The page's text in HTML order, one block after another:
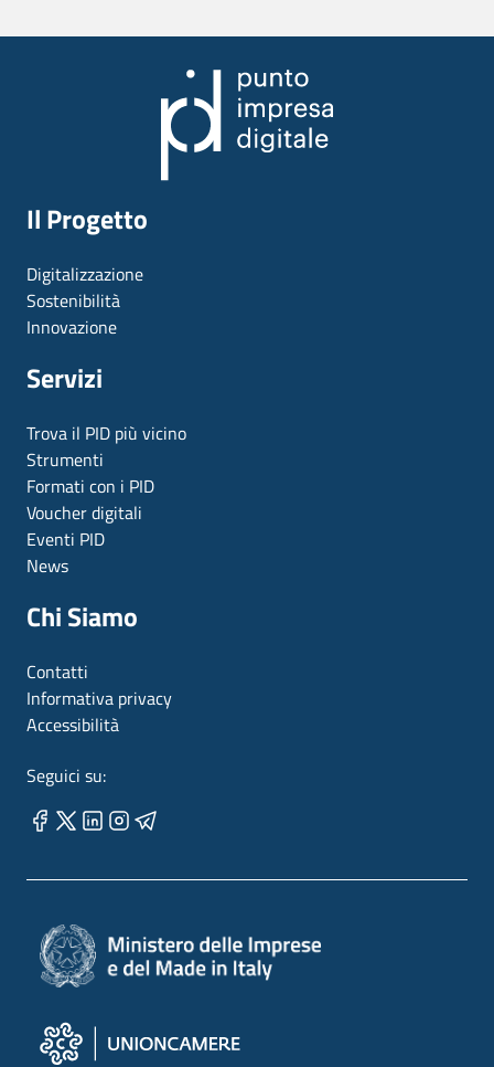
Il Progetto
Digitalizzazione
Sostenibilità
Innovazione
Servizi
Trova il PID più vicino
Strumenti
Formati con i PID
Voucher digitali
Eventi PID
News
Chi Siamo
Contatti
Informativa privacy
Accessibilità
Seguici su: